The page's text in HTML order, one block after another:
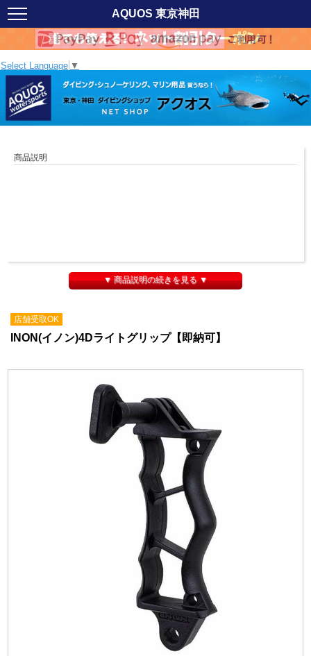
AQUOS 東京神田
Select Language ▼
商品説明
▼ 商品説明の続きを見る ▼
店舗受取OK
INON(イノン)4Dライトグリップ【即納可】